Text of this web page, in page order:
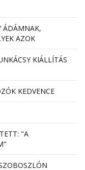
ÁDÁMNAK,
AZOK
KIÁLLÍTÁS
KEDVENCE
"A